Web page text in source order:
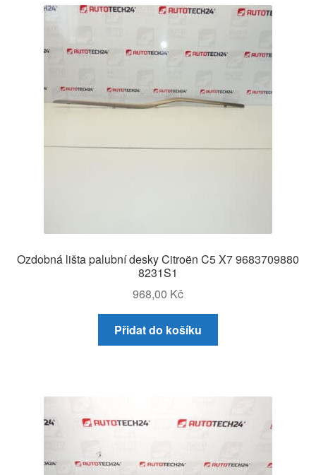
Ozdobná lišta palubní desky Citroën C5 X7 9683709880
8231S1
968,00 Kč
Přidat do košíku